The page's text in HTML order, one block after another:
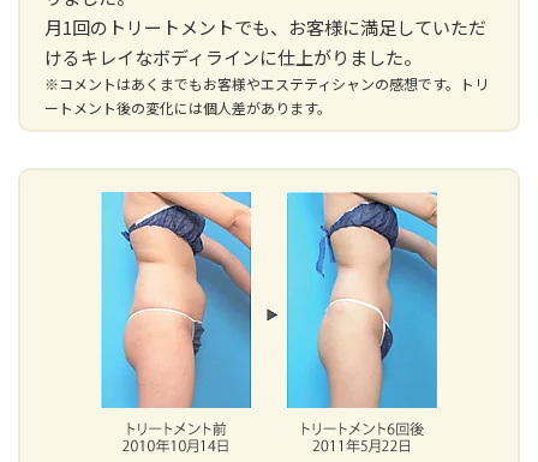
月1回のトリートメントでも、お客様に満足していただ
けるキレイなボディラインに仕上がりました。
※コメントはあくまでもお客様やエステティシャンの感想です。トリ
ートメント後の変化には個人差があります。